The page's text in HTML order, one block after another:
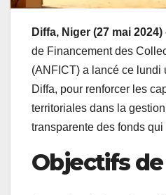
Diffa, Niger (27 mai 2024)
de Financement des
(ANFICT) a lancé ce lundi
Diffa, pour renforcer les
territoriales dans la
transparente des fonds
Objectifs de